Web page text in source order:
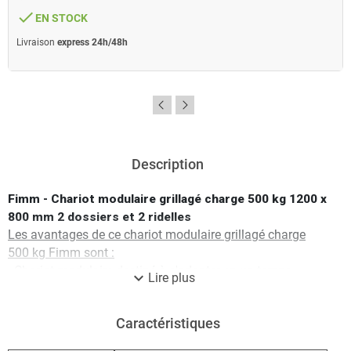
done EN STOCK
Livraison express 24h/48h
Description
Fimm - Chariot modulaire grillagé charge 500 kg 1200 x
800 mm 2 dossiers et 2 ridelles
Les avantages de ce chariot modulaire grillagé charge
500 kg Fimm sont :
- Chariot modulaire destiné à s'adapter en un temps
record aux besoins de l'opérateur avec ses dossiers et
- Châssis en acier entièrement mécano soudé avec des
expand_more Lire plus
Caractéristiques